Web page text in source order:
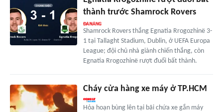
thành trước Shamrock Rovers
Shamrock Rovers thắng Egnatia Rrogozhinë 3-
1 tại Tallaght Stadium, Dublin, ở UEFA Europa
League; đội chủ nhà giành chiến thắng, còn
Egnatia Rrogozhinë rượt đuổi bất thành.
Cháy cửa hàng xe máy ở TP.HCM
Hỏa hoạn bùng lên tại bãi chứa xe gắn máy